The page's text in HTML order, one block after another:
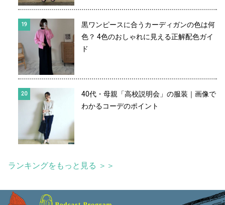
黒ワンピースに合うカーディガンの色は何
色？ 4色のおしゃれに見える正解配色ガイ
ド
40代・母親「高校説明会」の服装｜画像で
わかるコーデのポイント
ランキングをもっと見る ＞＞